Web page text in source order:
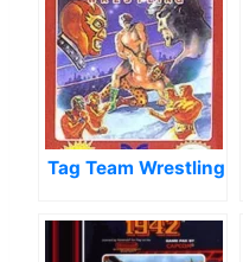
Tag Team Wrestling